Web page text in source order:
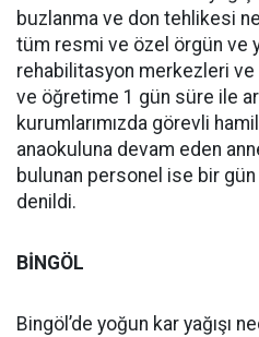
buzlanma ve don tehlikesi
tüm resmi ve özel örgün ve
rehabilitasyon merkezleri ve
ve öğretime 1 gün süre ile
kurumlarımızda görevli
anaokuluna devam eden
bulunan personel ise bir gün
denildi.
BİNGÖL
Bingöl’de yoğun kar yağışı